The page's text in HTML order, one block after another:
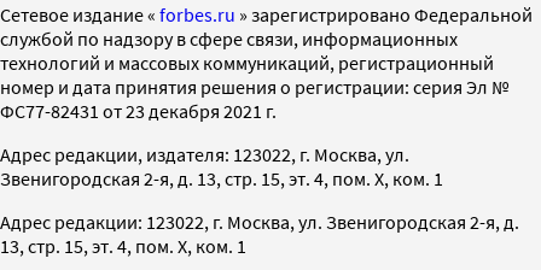
Cетевое издание « forbes.ru » зарегистрировано Федеральной
службой по надзору в сфере связи, информационных
технологий и массовых коммуникаций, регистрационный
номер и дата принятия решения о регистрации: серия Эл №
ФС77-82431 от 23 декабря 2021 г.
Адрес редакции, издателя: 123022, г. Москва, ул.
Звенигородская 2-я, д. 13, стр. 15, эт. 4, пом. X, ком. 1
Адрес редакции: 123022, г. Москва, ул. Звенигородская 2-я, д.
13, стр. 15, эт. 4, пом. X, ком. 1